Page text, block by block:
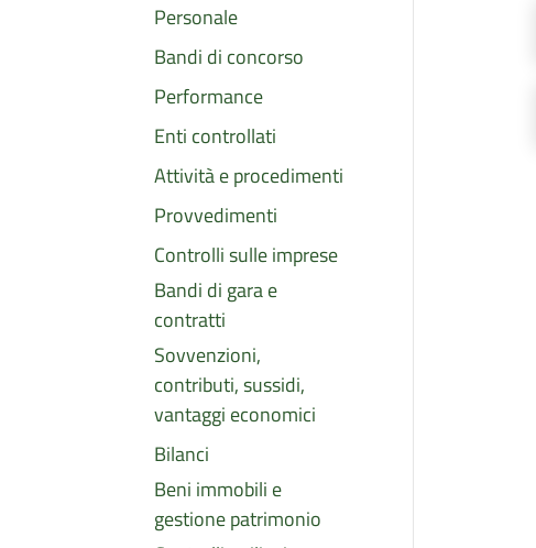
Personale
Bandi di concorso
Performance
Enti controllati
Attività e procedimenti
Provvedimenti
Controlli sulle imprese
Bandi di gara e
contratti
Sovvenzioni,
contributi, sussidi,
vantaggi economici
Bilanci
Beni immobili e
gestione patrimonio